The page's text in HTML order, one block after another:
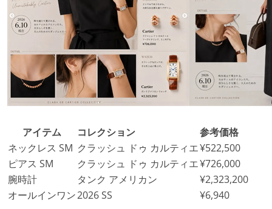
アイテム コレクション
参考価格
ネックレス SM クラッシュ ドゥ カルティエ¥522,500
ピアス SM
クラッシュ ドゥ カルティエ¥726,000
腕時計
タンク アメリカン
¥2,323,200
オールインワン2026 SS ¥6,940